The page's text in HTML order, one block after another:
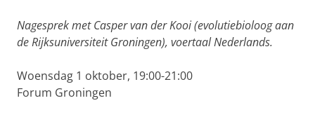
Nagesprek met Casper van der Kooi (evolutiebioloog aan
de Rijksuniversiteit Groningen), voertaal Nederlands.
Woensdag 1 oktober, 19:00-21:00
Forum Groningen